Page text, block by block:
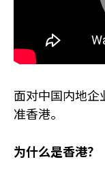
面对中国内地
准香港。
为什么是香港？